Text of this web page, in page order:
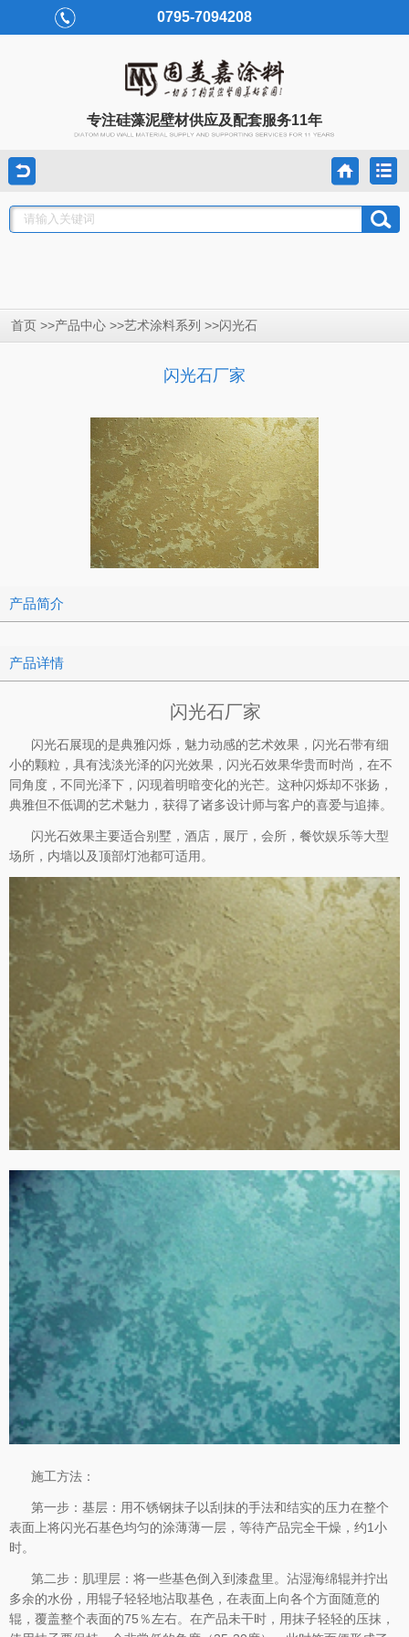
0795-7094208
专注硅藻泥壁材供应及配套服务11年
首页 >>产品中心 >>艺术涂料系列 >>闪光石
闪光石厂家
产品简介
产品详情
闪光石厂家
闪光石展现的是典雅闪烁，魅力动感的艺术效果，闪光石带有细
小的颗粒，具有浅淡光泽的闪光效果，闪光石效果华贵而时尚，在不
同角度，不同光泽下，闪现着明暗变化的光芒。这种闪烁却不张扬，
典雅但不低调的艺术魅力，获得了诸多设计师与客户的喜爱与追捧。
闪光石效果主要适合别墅，酒店，展厅，会所，餐饮娱乐等大型
场所，内墙以及顶部灯池都可适用。
施工方法：
第一步：基层：用不锈钢抹子以刮抹的手法和结实的压力在整个
表面上将闪光石基色均匀的涂薄薄一层，等待产品完全干燥，约1小
时。
第二步：肌理层：将一些基色倒入到漆盘里。沾湿海绵辊并拧出
多余的水份，用辊子轻轻地沾取基色，在表面上向各个方面随意的
辊，覆盖整个表面的75％左右。在产品未干时，用抹子轻轻的压抹，